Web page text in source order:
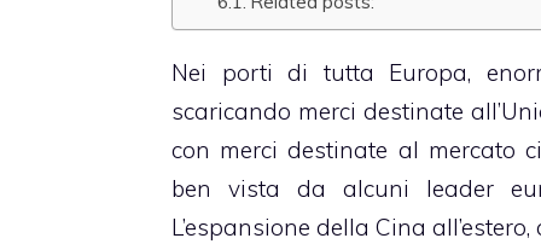
Nei porti di tutta Europa,
scaricando merci destinate
con merci destinate al mercato
ben vista da alcuni leader
L’espansione della Cina